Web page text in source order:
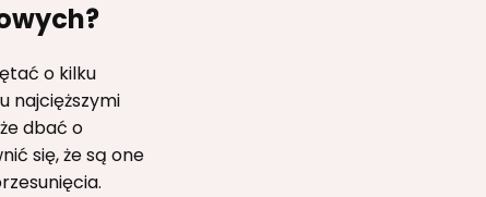
o kilku
najcięższymi
dbać o
się, że są one